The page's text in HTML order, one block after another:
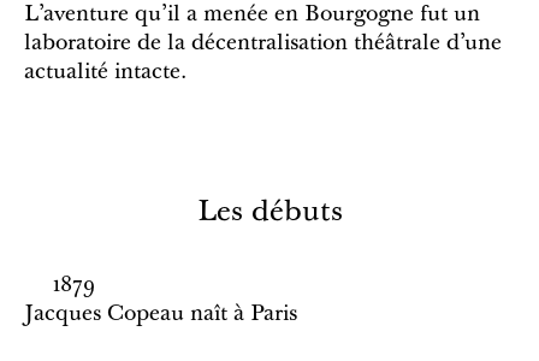
L’aventure qu'il a menée en Bourgogne fut un
laboratoire de la décentralisation théâtrale d’une
actualité intacte.
Les débuts
1879
Jacques Copeau naît à Paris